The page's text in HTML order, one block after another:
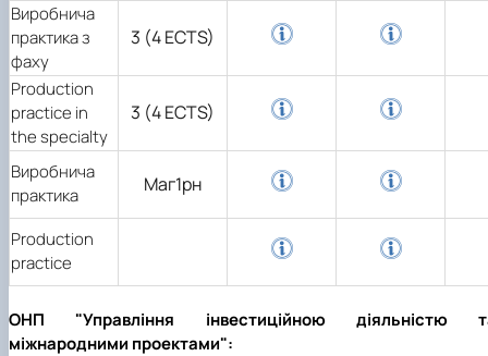
Виробнича
практика з
фаху
3 (4 ECTS)
Production
practice in
the specialty
3 (4 ECTS)
Виробнича
практика
Маг1рн
Production
practice
ОНП "Управління інвестиційною діяльністю
міжнародними проектами":